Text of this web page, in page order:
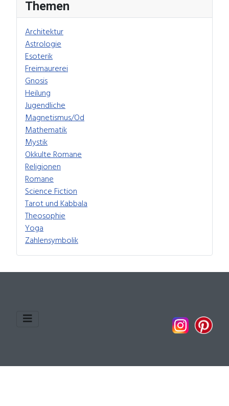
Themen
Architektur
Astrologie
Esoterik
Freimaurerei
Gnosis
Heilung
Jugendliche
Magnetismus/Od
Mathematik
Mystik
Okkulte Romane
Religionen
Romane
Science Fiction
Tarot und Kabbala
Theosophie
Yoga
Zahlensymbolik